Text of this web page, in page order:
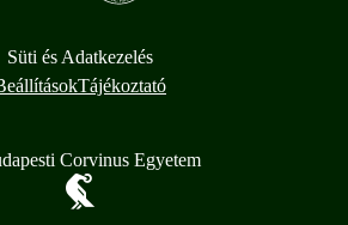
Süti és Adatkezelés
Tájékoztató
Corvinus Egyetem